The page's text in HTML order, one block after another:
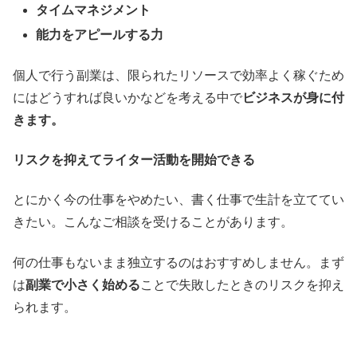
タイムマネジメント
能力をアピールする力
個人で行う副業は、限られたリソースで効率よく稼ぐため
にはどうすれば良いかなどを考える中でビジネスが身に付
きます。
リスクを抑えてライター活動を開始できる
とにかく今の仕事をやめたい、書く仕事で生計を立ててい
きたい。こんなご相談を受けることがあります。
何の仕事もないまま独立するのはおすすめしません。まず
は副業で小さく始めることで失敗したときのリスクを抑え
られます。